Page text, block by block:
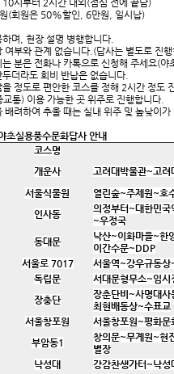
10시부터 2시간 내외(점심 전에 끝남)
(회원은 50%할인, 6만원, 일시납)
며, 현장 설명 병행합니다.
여부와 관계 없습니다.(답사는 별도로 진
는 분은 전화나 카톡으로 신청해 주세요(
더라도 회비 반납은 없습니다.
정도로 편안한 코스를 정해 2시간 정도
통) 이용 가능한 곳 위주로 진행합니다.
배려하여 추울 때는 실내 위주 및 높낮이가
실용풍수문화답사 안내
코스명
개운사 고려대박물관~고려
서울식물원 열린숲~주제원 ~호
인사동 의정부터 ~대한민국
~우정국
동대문 낙산~이화마을~한
이간수문~DDP
서울로 7017 서울역~강우규동상
독립문 서대문형무소~임시
장충단 장춘단비 ~사명대사
최현배동상~수표교
서울창포원 서울창포원 ~평화문
부암동1 창의문~무계원 ~현
별장
낙성대 강감찬생가터 ~낙성